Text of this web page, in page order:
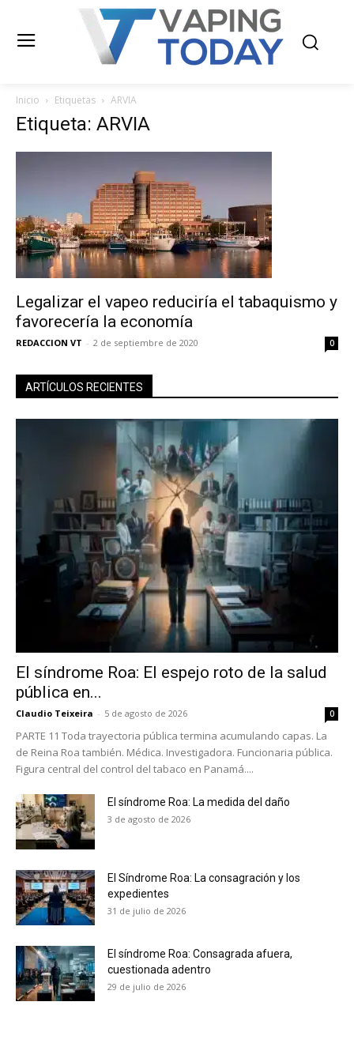
No te pierdas de las
Inicio Etiquetas ARVIA
Etiqueta: ARVIA
Legalizar el vapeo reduciría el tabaquismo y
favorecería la economía
REDACCION VT - 2 de septiembre de 2020 0
ARTÍCULOS RECIENTES
El síndrome Roa: El espejo roto de la salud
pública en...
Claudio Teixeira - 5 de agosto de 2026 0
PARTE 11 Toda trayectoria pública termina acumulando capas. La
de Reina Roa también. Médica. Investigadora. Funcionaria pública.
Figura central del control del tabaco en Panamá....
El síndrome Roa: La medida del daño
3 de agosto de 2026
El Síndrome Roa: La consagración y los
expedientes
31 de julio de 2026
El síndrome Roa: Consagrada afuera,
cuestionada adentro
29 de julio de 2026